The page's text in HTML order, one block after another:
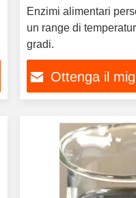
Enzimi alimentari
un range di
gradi.
Ottenga il